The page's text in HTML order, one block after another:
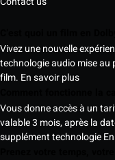
Vivez une nouvelle
technologie audio mise
film. En savoir plus
Vous donne accès à un
valable 3 mois, après la
supplément technologie